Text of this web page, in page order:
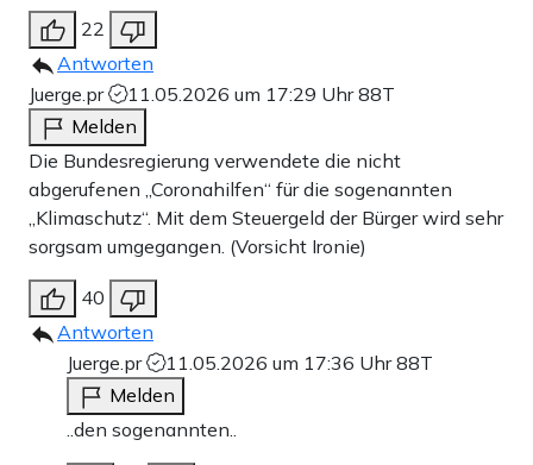
22
Antworten
Juerge.pr
11.05.2026 um 17:29 Uhr88T
Melden
Die Bundesregierung verwendete die nicht
abgerufenen „Coronahilfen“ für die sogenannten
„Klimaschutz“. Mit dem Steuergeld der Bürger wird sehr
sorgsam umgegangen. (Vorsicht Ironie)
40
Antworten
Juerge.pr
11.05.2026 um 17:36 Uhr88T
Melden
..den sogenannten..